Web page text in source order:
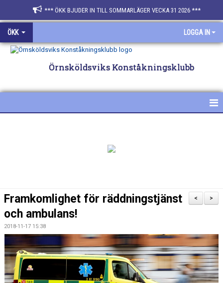
*** ÖKK BJUDER IN TILL SOMMARLÄGER VECKA 31 2026 ***
ÖKK LOGGA IN
Örnsköldsviks Konståkningsklubb
BILDGALLERI
>
<
Framkomlighet för räddningstjänst
och ambulans!
2018-11-17 15:38